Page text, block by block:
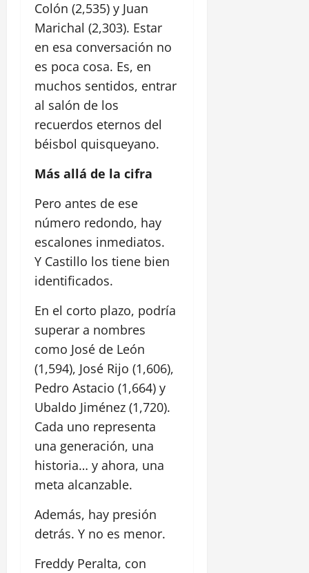
Colón (2,535) y Juan
Marichal (2,303). Estar
en esa conversación no
es poca cosa. Es, en
muchos sentidos, entrar
al salón de los
recuerdos eternos del
béisbol quisqueyano.
Más allá de la cifra
Pero antes de ese
número redondo, hay
escalones inmediatos.
Y Castillo los tiene bien
identificados.
En el corto plazo, podría
superar a nombres
como José de León
(1,594), José Rijo (1,606),
Pedro Astacio (1,664) y
Ubaldo Jiménez (1,720).
Cada uno representa
una generación, una
historia… y ahora, una
meta alcanzable.
Además, hay presión
detrás. Y no es menor.
Freddy Peralta, con